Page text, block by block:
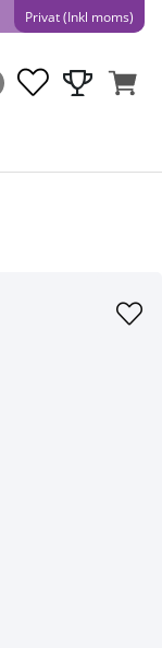
Privat (Inkl moms)